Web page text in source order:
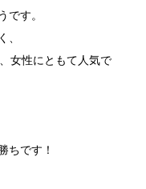
です。
、
女性にともて人気で
ちです！